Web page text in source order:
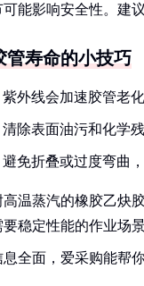
能影响安全性。建
管寿命的小技巧
紫外线会加速胶管老
除表面油污和化学
避免折叠或过度弯曲
高温蒸汽的橡胶乙炔
稳定性能的作业场景
全面，爱采购能帮